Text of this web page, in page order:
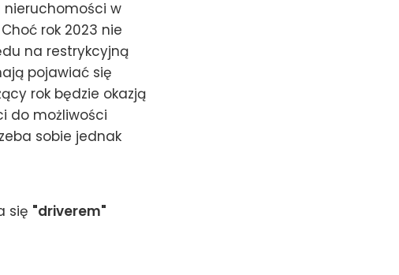
nieruchomości w
rok 2023 nie
na restrykcyjną
pojawiać się
rok będzie okazją
do możliwości
sobie jednak
się "driverem"